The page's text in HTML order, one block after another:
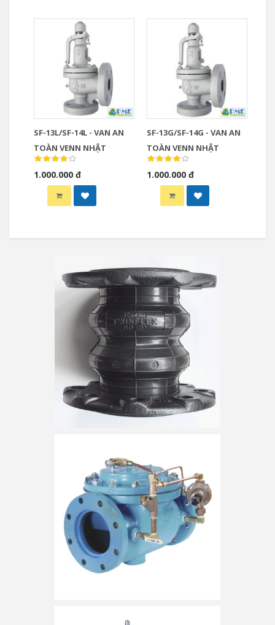
SF-13L/SF-14L - VAN AN
TOÀN VENN NHẬT
1.000.000 đ
SF-13G/SF-14G - VAN AN
TOÀN VENN NHẬT
1.000.000 đ